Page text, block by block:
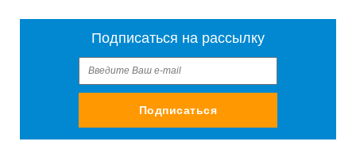
Подписаться на рассылку
Подписаться